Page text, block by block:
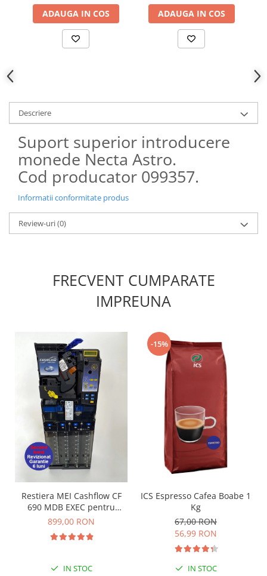
ADAUGA IN COS ADAUGA IN COS
Descriere
Suport superior introducere
monede Necta Astro.
Cod producator 099357.
Informatii conformitate produs
Review-uri(0)
FRECVENT CUMPARATE
IMPREUNA
Restiera MEI Cashflow CF
690 MDB EXEC pentru
aparate cafea si snack
899,00 RON
IN STOC
-15%
ICS Espresso Cafea Boabe 1
Kg
67,00 RON
56,99 RON
IN STOC